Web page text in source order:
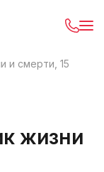
и смерти, 15
жизни